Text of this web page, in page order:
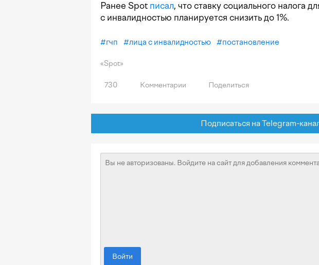
Ранее Spot писал, что ставку социального налога
с инвалидностью планируется снизить до 1%.
#гчп #лица с инвалидностью #постановление
«Spot»
730 Комментарии Поделиться
Подписаться на Telegram-
Войти